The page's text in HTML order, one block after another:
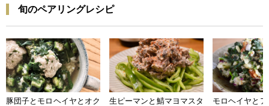
旬のペアリングレシピ
豚団子とモロヘイヤとオク
生ピーマンと鯖マヨマスタ
モロヘイヤと